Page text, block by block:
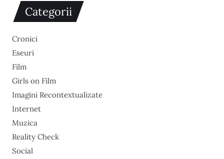
Categorii
Cronici
Eseuri
Film
Girls on Film
Imagini Recontextualizate
Internet
Muzica
Reality Check
Social